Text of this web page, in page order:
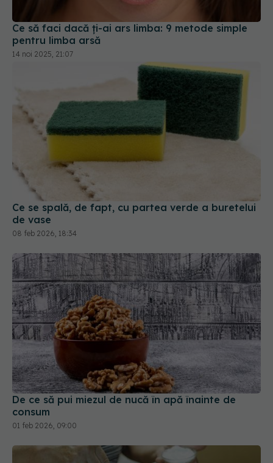
Ce să faci dacă ți-ai ars limba: 9 metode simple
pentru limba arsă
14 noi 2025, 21:07
Ce se spală, de fapt, cu partea verde a buretelui
de vase
08 feb 2026, 18:34
De ce să pui miezul de nucă în apă înainte de
consum
01 feb 2026, 09:00